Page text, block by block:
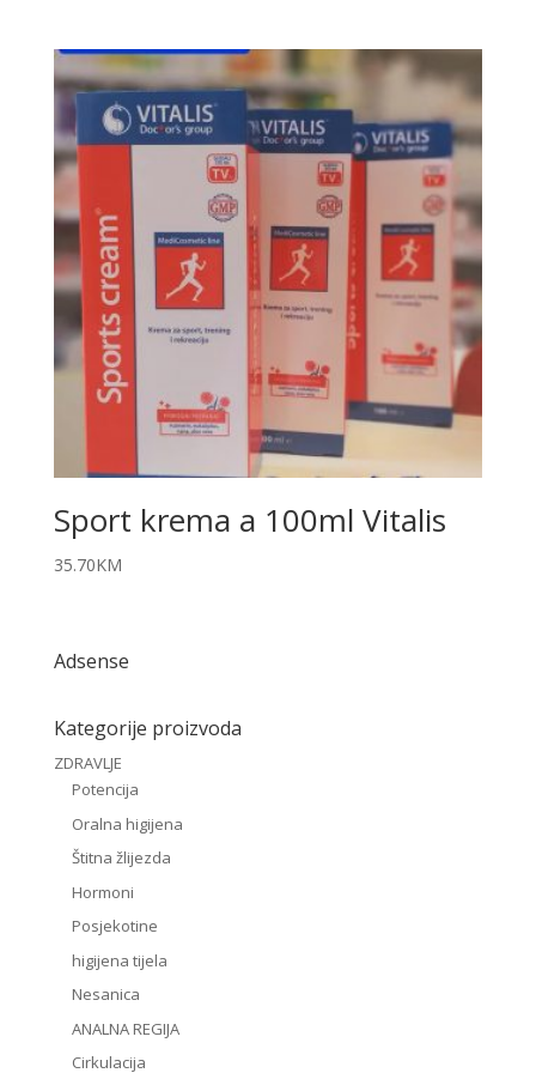
Sport krema a 100ml Vitalis
35.70KM
Adsense
Kategorije proizvoda
ZDRAVLJE
Potencija
Oralna higijena
Štitna žlijezda
Hormoni
Posjekotine
higijena tijela
Nesanica
ANALNA REGIJA
Cirkulacija